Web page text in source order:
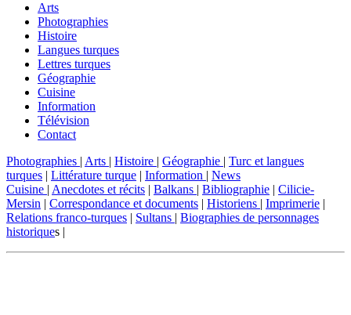
Arts
Photographies
Histoire
Langues turques
Lettres turques
Géographie
Cuisine
Information
Télévision
Contact
Photographies | Arts | Histoire | Géographie | Turc et langues
turques | Littérature turque | Information | News
Cuisine | Anecdotes et récits | Balkans | Bibliographie | Cilicie-
Mersin | Correspondance et documents | Historiens | Imprimerie |
Relations franco-turques | Sultans | Biographies de personnages
historiques |